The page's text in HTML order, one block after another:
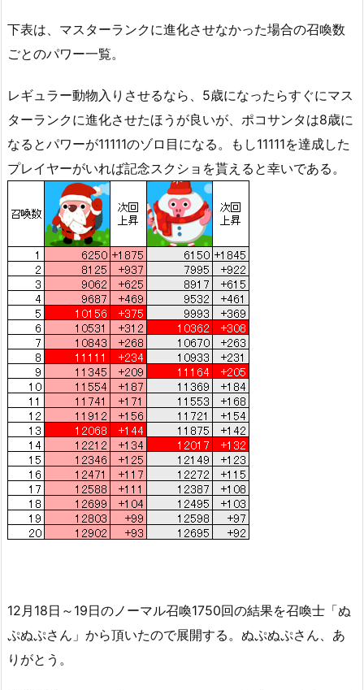
下表は、マスターランクに進化させなかった場合の召喚数
ごとのパワー一覧。
レギュラー動物入りさせるなら、5歳になったらすぐにマス
ターランクに進化させたほうが良いが、ポコサンタは8歳に
なるとパワーが11111のゾロ目になる。もし11111を達成した
プレイヤーがいれば記念スクショを貰えると幸いである。
12月18日～19日のノーマル召喚1750回の結果を召喚士「ぬ
ぷぬぷさん」から頂いたので展開する。ぬぷぬぷさん、あ
りがとう。